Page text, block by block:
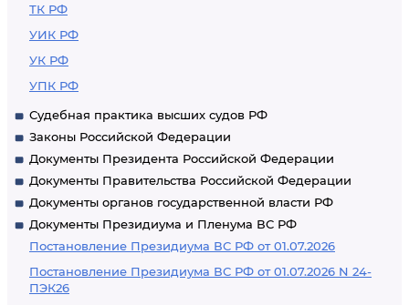
ТК РФ
УИК РФ
УК РФ
УПК РФ
Судебная практика высших судов РФ
Законы Российской Федерации
Документы Президента Российской Федерации
Документы Правительства Российской Федерации
Документы органов государственной власти РФ
Документы Президиума и Пленума ВС РФ
Постановление Президиума ВС РФ от 01.07.2026
Постановление Президиума ВС РФ от 01.07.2026 N 24-
ПЭК26